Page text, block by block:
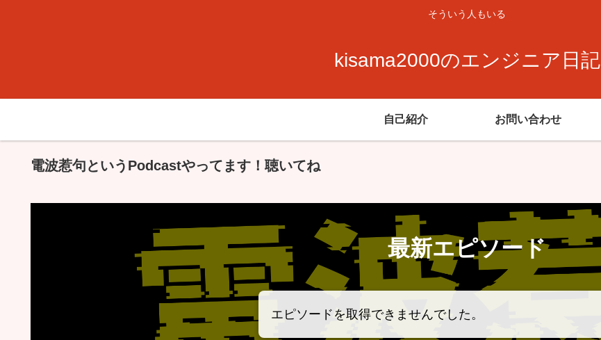
そういう人もいる
kisama2000のエンジニア日記
自己紹介 お問い合わせ
電波惹句というPodcastやってます！聴いてね
最新エピソード
エピソードを取得できませんでした。